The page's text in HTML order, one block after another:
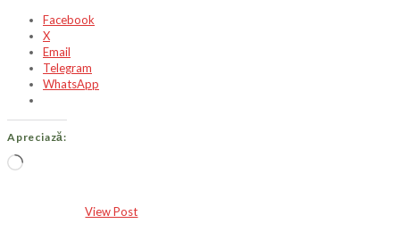
Facebook
X
Email
Telegram
WhatsApp
Apreciază:
Încarc...
View Post